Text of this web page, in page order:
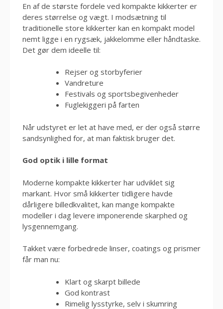
En af de største fordele ved kompakte kikkerter er
deres størrelse og vægt. I modsætning til
traditionelle store kikkerter kan en kompakt model
nemt ligge i en rygsæk, jakkelomme eller håndtaske.
Det gør dem ideelle til:
Rejser og storbyferier
Vandreture
Festivals og sportsbegivenheder
Fuglekiggeri på farten
Når udstyret er let at have med, er der også større
sandsynlighed for, at man faktisk bruger det.
God optik i lille format
Moderne kompakte kikkerter har udviklet sig
markant. Hvor små kikkerter tidligere havde
dårligere billedkvalitet, kan mange kompakte
modeller i dag levere imponerende skarphed og
lysgennemgang.
Takket være forbedrede linser, coatings og prismer
får man nu:
Klart og skarpt billede
God kontrast
Rimelig lysstyrke, selv i skumring